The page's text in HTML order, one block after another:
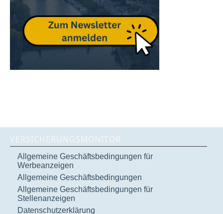
VERSICHERUNGSMONITOR
Allgemeine Geschäftsbedingungen für
Werbeanzeigen
Allgemeine Geschäftsbedingungen
Allgemeine Geschäftsbedingungen für
Stellenanzeigen
Datenschutzerklärung